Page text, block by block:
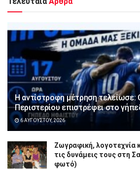
Η αντίστροφη μέτρηση τελείωσε:
Περιστερίου επιστρέφει στο
6 ΑΥΓΟΎΣΤΟΥ, 2026
Ζωγραφική, λογοτεχνία
τις δυνάμεις τους στη
φωτό)